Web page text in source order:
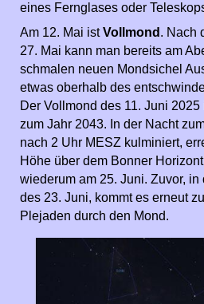
eines Fernglases oder
Am 12. Mai istVollmond . Nach
27. Mai kann man bereits am
schmalen neuen Mondsichel
etwas oberhalb des
Der Vollmond des 11. Juni
zum Jahr 2043. In der Nacht
nach 2 Uhr MESZ kulminiert,
Höhe über dem Bonner
wiederum am 25. Juni. Zuvor, in
des 23. Juni, kommt es erneut
Plejaden durch den Mond.